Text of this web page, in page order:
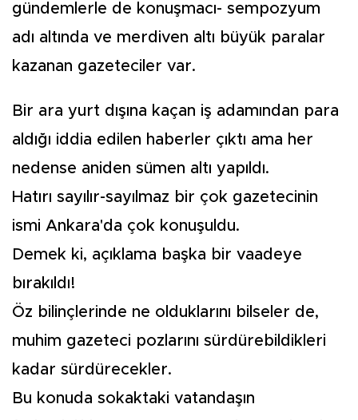
gündemlerle de konuşmacı- sempozyum
adı altında ve merdiven altı büyük paralar
kazanan gazeteciler var.
Bir ara yurt dışına kaçan iş adamından para
aldığı iddia edilen haberler çıktı ama her
nedense aniden sümen altı yapıldı.
Hatırı sayılır-sayılmaz bir çok gazetecinin
ismi Ankara'da çok konuşuldu.
Demek ki, açıklama başka bir vaadeye
bırakıldı!
Öz bilinçlerinde ne olduklarını bilseler de,
muhim gazeteci pozlarını sürdürebildikleri
kadar sürdürecekler.
Bu konuda sokaktaki vatandaşın